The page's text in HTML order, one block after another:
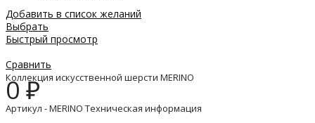
Добавить в список желаний
Выбрать
Быстрый просмотр
Сравнить
Коллекция искусственной шерсти MERINO
0₽
Артикул - MERINO Техническая информация